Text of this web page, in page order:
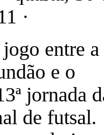
·
entre a
e o
jornada
de futsal.